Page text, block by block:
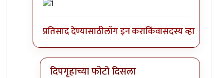
प्रतिसाद देण्यासाठीलॉग इन कराकिंवासदस्य व्हा
दिपगृहाच्या फोटो दिसला